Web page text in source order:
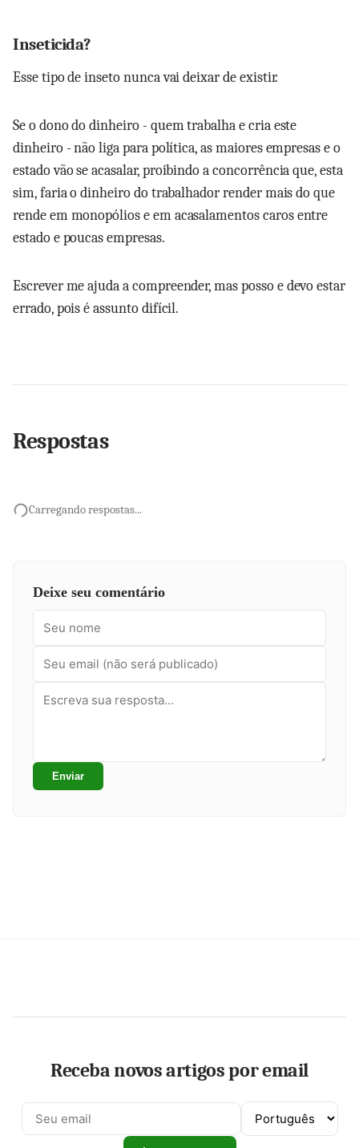
Inseticida?
Esse tipo de inseto nunca vai deixar de existir.
Se o dono do dinheiro - quem trabalha e cria este
dinheiro - não liga para política, as maiores empresas e o
estado vão se acasalar, proibindo a concorrência que, esta
sim, faria o dinheiro do trabalhador render mais do que
rende em monopólios e em acasalamentos caros entre
estado e poucas empresas.
Escrever me ajuda a compreender, mas posso e devo estar
errado, pois é assunto difícil.
Respostas
Carregando respostas...
Deixe seu comentário
Enviar
Receba novos artigos por email